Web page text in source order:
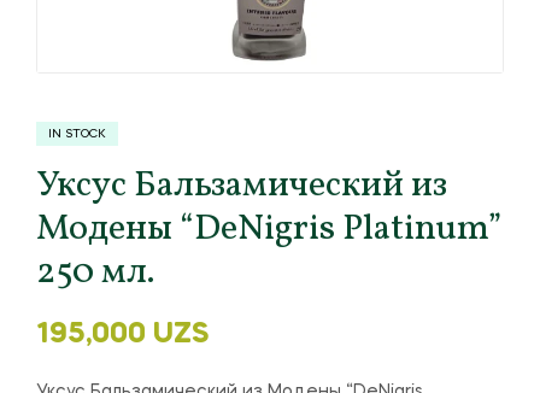
IN STOCK
Уксус Бальзамический из
Модены “DeNigris Platinum”
250 мл.
195,000 UZS